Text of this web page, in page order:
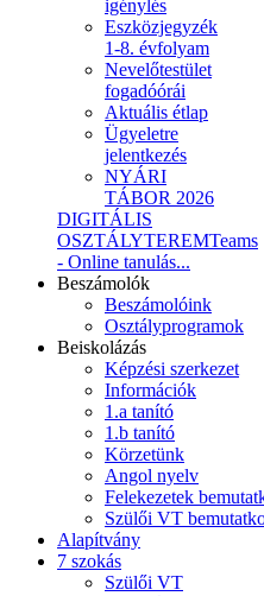
igénylés
Eszközjegyzék
1-8. évfolyam
Nevelőtestület
fogadóórái
Aktuális étlap
Ügyeletre
jelentkezés
NYÁRI
TÁBOR 2026
DIGITÁLIS
OSZTÁLYTEREMTeams
- Online tanulás...
Beszámolók
Beszámolóink
Osztályprogramok
Beiskolázás
Képzési szerkezet
Információk
1.a tanító
1.b tanító
Körzetünk
Angol nyelv
Felekezetek
Szülői VT
Alapítvány
7 szokás
Szülői VT